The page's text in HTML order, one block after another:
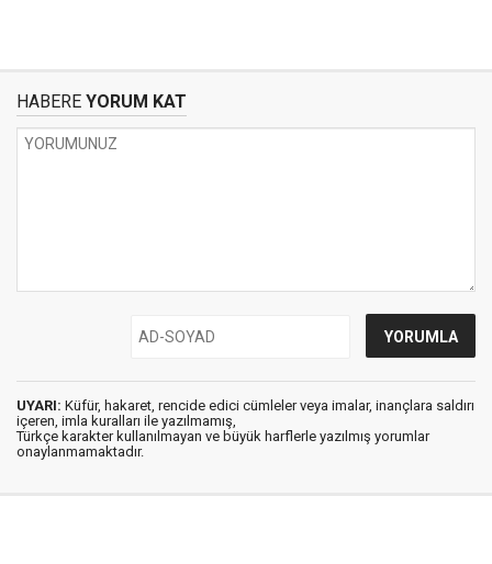
HABERE YORUM KAT
UYARI: Küfür, hakaret, rencide edici cümleler veya imalar, inançlara saldırı
içeren, imla kuralları ile yazılmamış,
Türkçe karakter kullanılmayan ve büyük harflerle yazılmış yorumlar
onaylanmamaktadır.